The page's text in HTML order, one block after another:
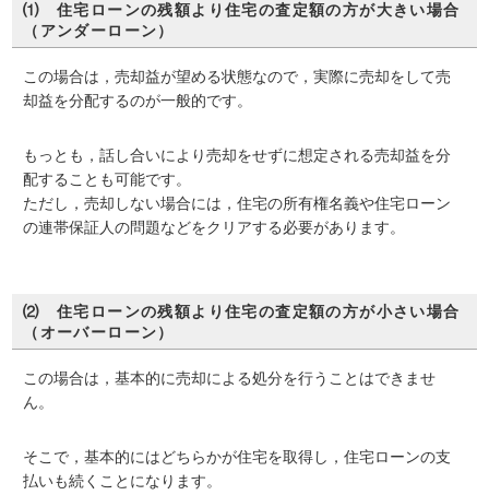
⑴ 住宅ローンの残額より住宅の査定額の方が大きい場合
（アンダーローン）
この場合は，売却益が望める状態なので，実際に売却をして売
却益を分配するのが一般的です。
もっとも，話し合いにより売却をせずに想定される売却益を分
配することも可能です。
ただし，売却しない場合には，住宅の所有権名義や住宅ローン
の連帯保証人の問題などをクリアする必要があります。
⑵ 住宅ローンの残額より住宅の査定額の方が小さい場合
（オーバーローン）
この場合は，基本的に売却による処分を行うことはできませ
ん。
そこで，基本的にはどちらかが住宅を取得し，住宅ローンの支
払いも続くことになります。